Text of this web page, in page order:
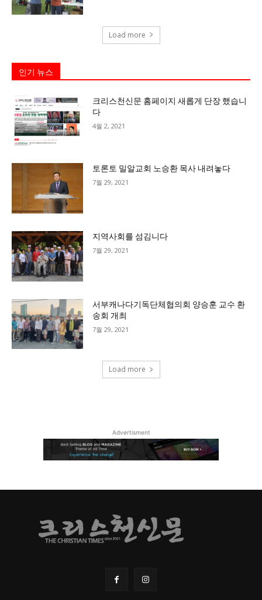
Load more
인기 뉴스
크리스천신문 홈페이지 새롭게 단장 했습니
다
4월 2, 2021
토론토 밀알교회 노승환 목사 내려놓다
7월 29, 2021
지역사회를 섬김니다
7월 29, 2021
서부캐나다기독단체협의회 양승훈 교수 환
송회 개최
7월 29, 2021
Load more
Advertisment